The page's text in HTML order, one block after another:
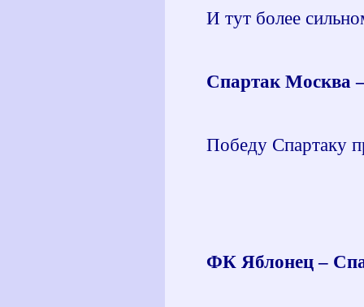
И тут более
Спартак Москва
Победу Спартаку
ФК Яблонец –